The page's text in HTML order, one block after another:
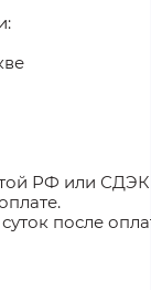
РФ или СДЭК
после